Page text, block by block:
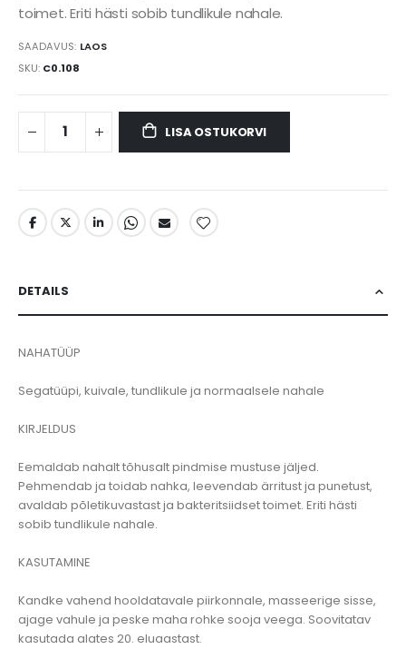
toimet. Eriti hästi sobib tundlikule nahale.
SAADAVUS: LAOS
SKU C0.108
LISA OSTUKORVI
DETAILS
NAHATÜÜP
Segatüüpi, kuivale, tundlikule ja normaalsele nahale
KIRJELDUS
Eemaldab nahalt tõhusalt pindmise mustuse jäljed.
Pehmendab ja toidab nahka, leevendab ärritust ja punetust,
avaldab põletikuvastast ja bakteritsiidset toimet. Eriti hästi
sobib tundlikule nahale.
KASUTAMINE
Kandke vahend hooldatavale piirkonnale, masseerige sisse,
ajage vahule ja peske maha rohke sooja veega. Soovitatav
kasutada alates 20. eluaastast.